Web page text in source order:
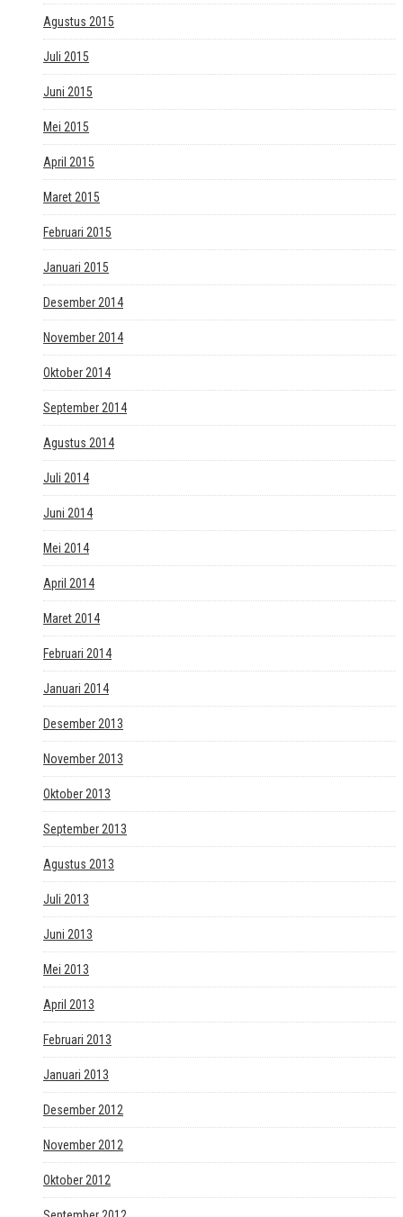
Agustus 2015
Juli 2015
Juni 2015
Mei 2015
April 2015
Maret 2015
Februari 2015
Januari 2015
Desember 2014
November 2014
Oktober 2014
September 2014
Agustus 2014
Juli 2014
Juni 2014
Mei 2014
April 2014
Maret 2014
Februari 2014
Januari 2014
Desember 2013
November 2013
Oktober 2013
September 2013
Agustus 2013
Juli 2013
Juni 2013
Mei 2013
April 2013
Februari 2013
Januari 2013
Desember 2012
November 2012
Oktober 2012